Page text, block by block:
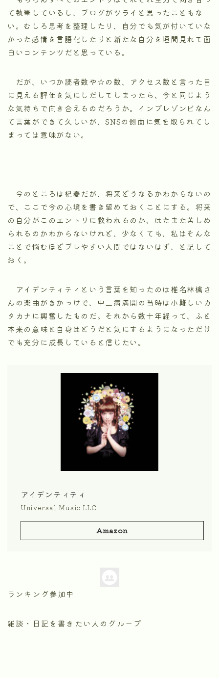
て執筆しているし、ブログがツライと思ったこともな
い。むしろ思考を整理したり、自分でも気が付いていな
かった感情を言語化したりと新たな自分を垣間見れて面
白いコンテンツだと思っている。
だが、いつか読者数や☆の数、アクセス数と言った目
に見える評価を気にしだしてしまったら、今と同じよう
な気持ちで向き合えるのだろうか。インプレゾンビなん
て言葉ができて久しいが、SNSの側面に気を取られてし
まっては意味がない。
今のところは杞憂だが、将来どうなるかわからないの
で、ここで今の心境を書き留めておくことにする。将来
の自分がこのエントリに救われるのか、はたまた苦しめ
られるのかわからないけれど、少なくても、私はそんな
ことで悩むほどブレやすい人間ではないはず、と記して
おく。
アイデンティティという言葉を知ったのは椎名林檎さ
んの楽曲がきかっけで、中二病満開の当時は小難しいカ
タカナに興奮したものだ。それから数十年経って、ふと
本来の意味と自身はどうだと気にするようになっただけ
でも充分に成長していると信じたい。
アイデンティティ
Universal Music LLC
Amazon
ランキング参加中
雑談・日記を書きたい人のグループ